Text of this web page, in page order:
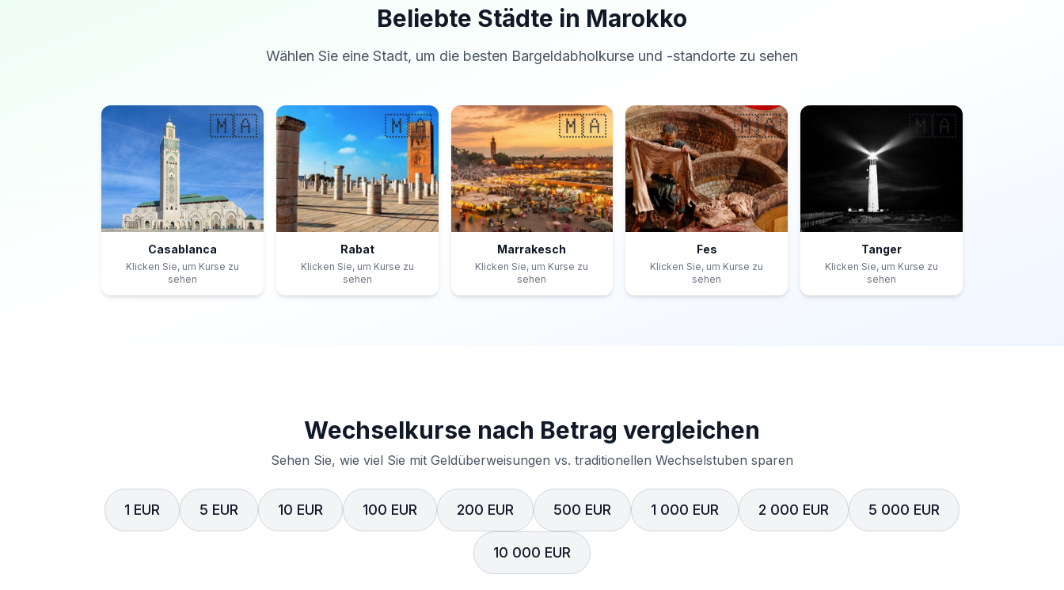
Beliebte Städte in Marokko
Wählen Sie eine Stadt, um die besten Bargeldabholkurse und -standorte zu sehen
🇲🇦
Casablanca
Klicken Sie, um Kurse zu
sehen
🇲🇦
Rabat
Klicken Sie, um Kurse zu
sehen
🇲🇦
Marrakesch
Klicken Sie, um Kurse zu
sehen
🇲🇦
Fes
Klicken Sie, um Kurse zu
sehen
🇲🇦
Tanger
Klicken Sie, um Kurse zu
sehen
Wechselkurse nach Betrag vergleichen
Sehen Sie, wie viel Sie mit Geldüberweisungen vs. traditionellen Wechselstuben sparen
1 EUR 5 EUR 10 EUR 100 EUR 200 EUR 500 EUR 1 000 EUR 2 000 EUR 5 000 EUR
10 000 EUR